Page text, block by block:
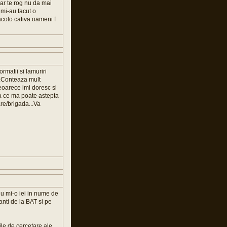
te rog nu da mai
au facut o
cativa oameni f
si lamuriri
mult
imi doresc si
ce ma poate astepta
brigada...Va
mi-o iei in nume de
de la BAT si pe